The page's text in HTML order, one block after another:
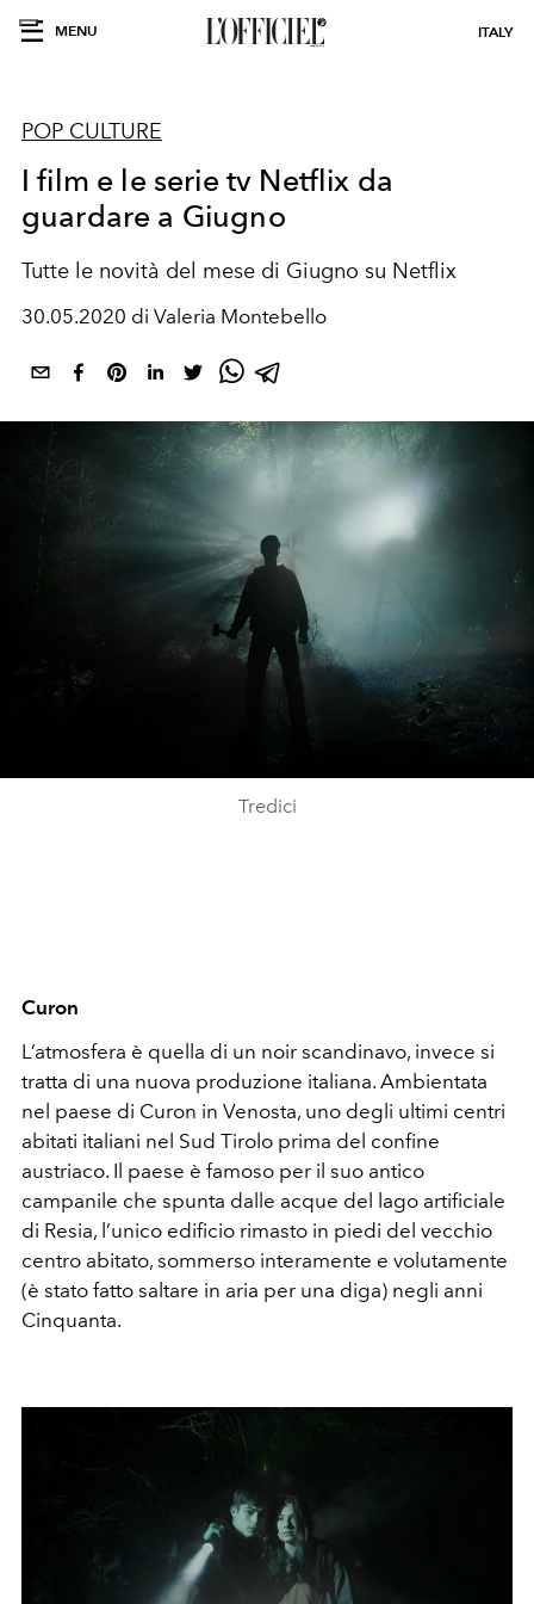
MENU ITALY
POP CULTURE
I film e le serie tv Netflix da
guardare a Giugno
Tutte le novità del mese di Giugno su Netflix
30.05.2020 di Valeria Montebello
Tredici
Curon
L’atmosfera è quella di un noir scandinavo, invece si
tratta di una nuova produzione italiana. Ambientata
nel paese di Curon in Venosta, uno degli ultimi centri
abitati italiani nel Sud Tirolo prima del confine
austriaco. Il paese è famoso per il suo antico
campanile che spunta dalle acque del lago artificiale
di Resia, l’unico edificio rimasto in piedi del vecchio
centro abitato, sommerso interamente e volutamente
(è stato fatto saltare in aria per una diga) negli anni
Cinquanta.